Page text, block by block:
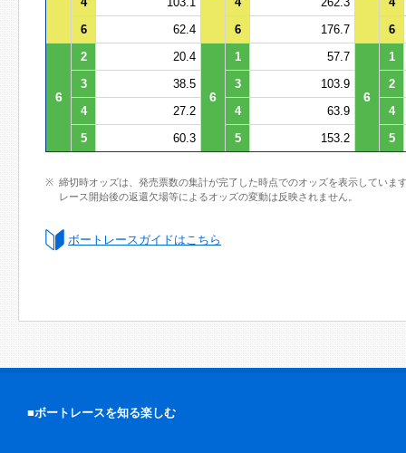
6
62.4 6 176.7 6
6
2 20.4
6
1 57.7
6
1
3
38.5 3 103.9
2
4
27.2 4 63.9
4
5
60.3 5 153.2 5
締切時オッズは、発売票数の集計が完了した時点でのオッズを表示していま
レース開始後の返還欠場等によるオッズの変動は反映されません。
ボートレースガイドはこちら
■ボートレースを知る楽しむ